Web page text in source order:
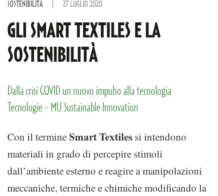
SOSTENIBILITÀ 27 LUGLIO 2020
GLI SMART TEXTILES E LA
SOSTENIBILITÀ
Dalla crisi COVID un nuovo impulso alla tecnologia
Tecnologie - MU Sustainable Innovation
Con il termineSmart Textiles si intendono
materiali in grado di percepire stimoli
dall’ambiente esterno e reagire a manipolazioni
meccaniche, termiche e chimiche modificando la